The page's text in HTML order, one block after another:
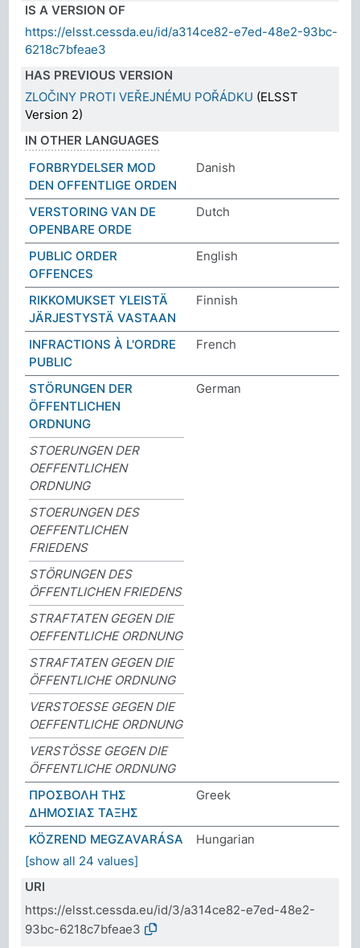
IS A VERSION OF
https://elsst.cessda.eu/id/a314ce82-e7ed-48e2-93bc-
6218c7bfeae3
HAS PREVIOUS VERSION
ZLOČINY PROTI VEŘEJNÉMU POŘÁDKU (ELSST
Version 2)
IN OTHER LANGUAGES
FORBRYDELSER MOD
DEN OFFENTLIGE ORDEN
Danish
VERSTORING VAN DE
OPENBARE ORDE
Dutch
PUBLIC ORDER
OFFENCES
English
RIKKOMUKSET YLEISTÄ
JÄRJESTYSTÄ VASTAAN
Finnish
INFRACTIONS À L'ORDRE
PUBLIC
French
STÖRUNGEN DER
ÖFFENTLICHEN
ORDNUNG
German
STOERUNGEN DER
OEFFENTLICHEN
ORDNUNG
STOERUNGEN DES
OEFFENTLICHEN
FRIEDENS
STÖRUNGEN DES
ÖFFENTLICHEN FRIEDENS
STRAFTATEN GEGEN DIE
OEFFENTLICHE ORDNUNG
STRAFTATEN GEGEN DIE
ÖFFENTLICHE ORDNUNG
VERSTOESSE GEGEN DIE
OEFFENTLICHE ORDNUNG
VERSTÖSSE GEGEN DIE
ÖFFENTLICHE ORDNUNG
ΠΡΟΣΒΟΛΗ ΤΗΣ
ΔΗΜΟΣΙΑΣ ΤΑΞΗΣ
Greek
KÖZREND MEGZAVARÁSA
Hungarian
[show all 24 values]
URI
https://elsst.cessda.eu/id/3/a314ce82-e7ed-48e2-
93bc-6218c7bfeae3